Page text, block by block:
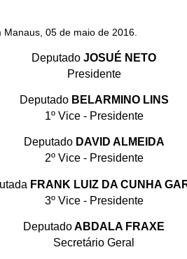
Manaus, 05 de maio de 2016.
Deputado JOSUÉ NETO
Presidente
DeputadoBELARMINO LINS
1º Vice - Presidente
DeputadoDAVID ALMEIDA
2º Vice - Presidente
FRANK LUIZ DA CUNHA
3º Vice - Presidente
DeputadoABDALA FRAXE
Secretário Geral